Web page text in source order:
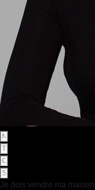
Je dois vendre ma maison